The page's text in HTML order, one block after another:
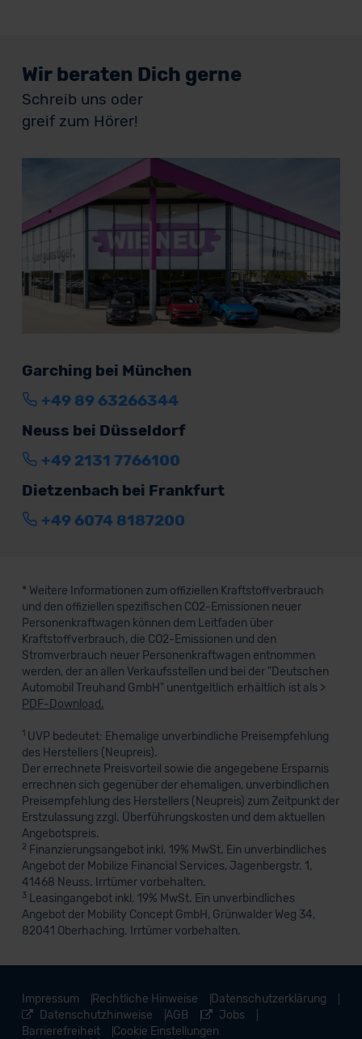
Wir beraten Dich gerne
Schreib uns oder
greif zum Hörer!
Garching bei München
+49 89 63266344
Neuss bei Düsseldorf
+49 2131 7766100
Dietzenbach bei Frankfurt
+49 6074 8187200
* Weitere Informationen zum offiziellen Kraftstoffverbrauch
und den offiziellen spezifischen CO2-Emissionen neuer
Personenkraftwagen können dem Leitfaden über
Kraftstoffverbrauch, die CO2-Emissionen und den
Stromverbrauch neuer Personenkraftwagen entnommen
werden, der an allen Verkaufsstellen und bei der "Deutschen
Automobil Treuhand GmbH" unentgeltlich erhältlich ist als >
PDF-Download.
1UVP bedeutet: Ehemalige unverbindliche Preisempfehlung
des Herstellers (Neupreis).
Der errechnete Preisvorteil sowie die angegebene Ersparnis
errechnen sich gegenüber der ehemaligen, unverbindlichen
Preisempfehlung des Herstellers (Neupreis) zum Zeitpunkt der
Erstzulassung zzgl. Überführungskosten und dem aktuellen
Angebotspreis.
2 Finanzierungsangebot inkl. 19% MwSt. Ein unverbindliches
Angebot der Mobilize Financial Services, Jagenbergstr. 1,
41468 Neuss. Irrtümer vorbehalten.
3Leasingangebot inkl. 19% MwSt. Ein unverbindliches
Angebot der Mobility Concept GmbH, Grünwalder Weg 34,
82041 Oberhaching. Irrtümer vorbehalten.
Impressum Rechtliche Hinweise
Datenschutzerklärung
Datenschutzhinweise
AGB
Jobs
Barrierefreiheit
Cookie Einstellungen